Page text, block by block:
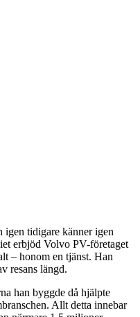
igen tidigare känner igen
erbjöd Volvo PV-företaget
– honom en tjänst. Han
resans längd.
han byggde då hjälpte
Allt detta innebar